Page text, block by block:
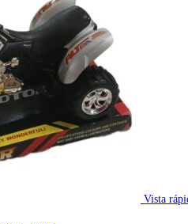
Vista